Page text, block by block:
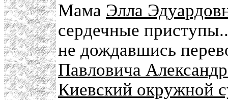
Мама Элла
сердечные
не дождавшись
Павловича
Киевский окружной